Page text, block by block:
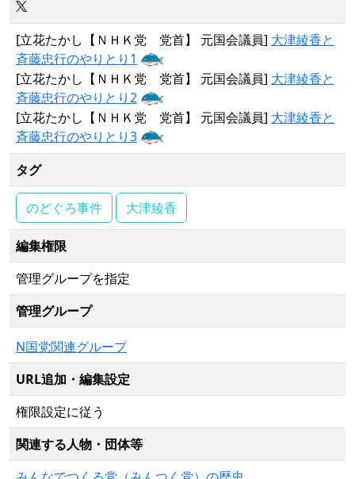
[立花たかし【ＮＨＫ党 党首】 元国会議員] 大津綾香と
斉藤忠行のやりとり1
[立花たかし【ＮＨＫ党 党首】 元国会議員] 大津綾香と
斉藤忠行のやりとり2
[立花たかし【ＮＨＫ党 党首】 元国会議員] 大津綾香と
斉藤忠行のやりとり3
タグ
のどぐろ事件 大津綾香
編集権限
管理グループを指定
管理グループ
N国党関連グループ
URL追加・編集設定
権限設定に従う
関連する人物・団体等